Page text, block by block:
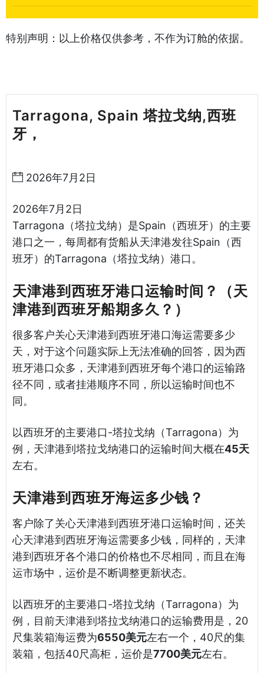
特别声明：以上价格仅供参考，不作为订舱的依据。
Tarragona, Spain 塔拉戈纳,西班
牙，
2026年7月2日
2026年7月2日
Tarragona（塔拉戈纳）是Spain（西班牙）的主要
港口之一，每周都有货船从天津港发往Spain（西
班牙）的Tarragona（塔拉戈纳）港口。
天津港到西班牙港口运输时间？（天
津港到西班牙船期多久？）
很多客户关心天津港到西班牙港口海运需要多少
天，对于这个问题实际上无法准确的回答，因为西
班牙港口众多，天津港到西班牙每个港口的运输路
径不同，或者挂港顺序不同，所以运输时间也不
同。
以西班牙的主要港口-塔拉戈纳（Tarragona）为
例，天津港到塔拉戈纳港口的运输时间大概在45天
左右。
天津港到西班牙海运多少钱？
客户除了关心天津港到西班牙港口运输时间，还关
心天津港到西班牙海运需要多少钱，同样的，天津
港到西班牙各个港口的价格也不尽相同，而且在海
运市场中，运价是不断调整更新状态。
以西班牙的主要港口-塔拉戈纳（Tarragona）为
例，目前天津港到塔拉戈纳港口的运输费用是，20
尺集装箱海运费为6550美元左右一个，40尺的集
装箱，包括40尺高柜，运价是7700美元左右。